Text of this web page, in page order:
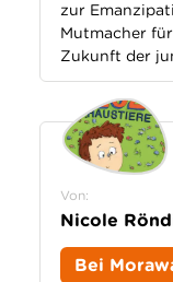
zur
Mutmacher
Zukunft der
Von:
Nicole
Bei